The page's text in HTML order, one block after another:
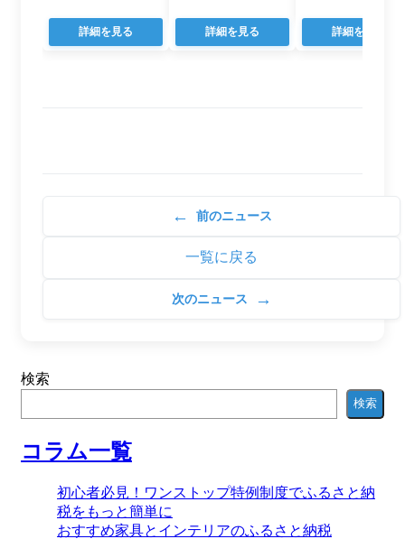
詳細を見る 詳細を見る 詳細を見る
← 前のニュース
一覧に戻る
次のニュース →
検索
検索
コラム一覧
初心者必見！ワンストップ特例制度でふるさと納
税をもっと簡単に
おすすめ家具とインテリアのふるさと納税